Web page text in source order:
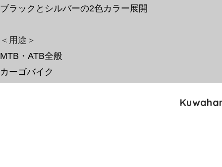
ブラックとシルバーの2色カラー展開
​＜用途＞
MTB・ATB全般
​カーゴバイク